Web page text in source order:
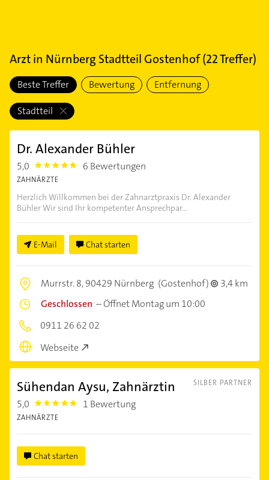
Arztin Nürnberg Stadtteil Gostenhof(22Treffer)
Beste Treffer Bewertung Entfernung
Stadtteil
Dr. Alexander Bühler
5,0 5.0 6 Bewertungen
ZAHNÄRZTE
Herzlich Willkommen bei der Zahnarztpraxis Dr. Alexander
Bühler Wir sind Ihr kompetenter Ansprechpar...
E-Mail Chat starten
Murrstr. 8,90429 Nürnberg (Gostenhof)
3,4 km
Geschlossen –Öffnet Montag um 10:00
0911 26 62 02
Webseite
SILBER PARTNER
Sühendan Aysu, Zahnärztin
5,0 5.0 1 Bewertung
ZAHNÄRZTE
Chat starten